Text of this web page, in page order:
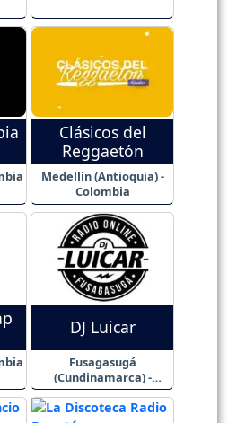
Clásicos del
Reggaetón
Medellín (Antioquia) -
Colombia
DJ Luicar
Fusagasugá
(Cundinamarca) -
Colombia